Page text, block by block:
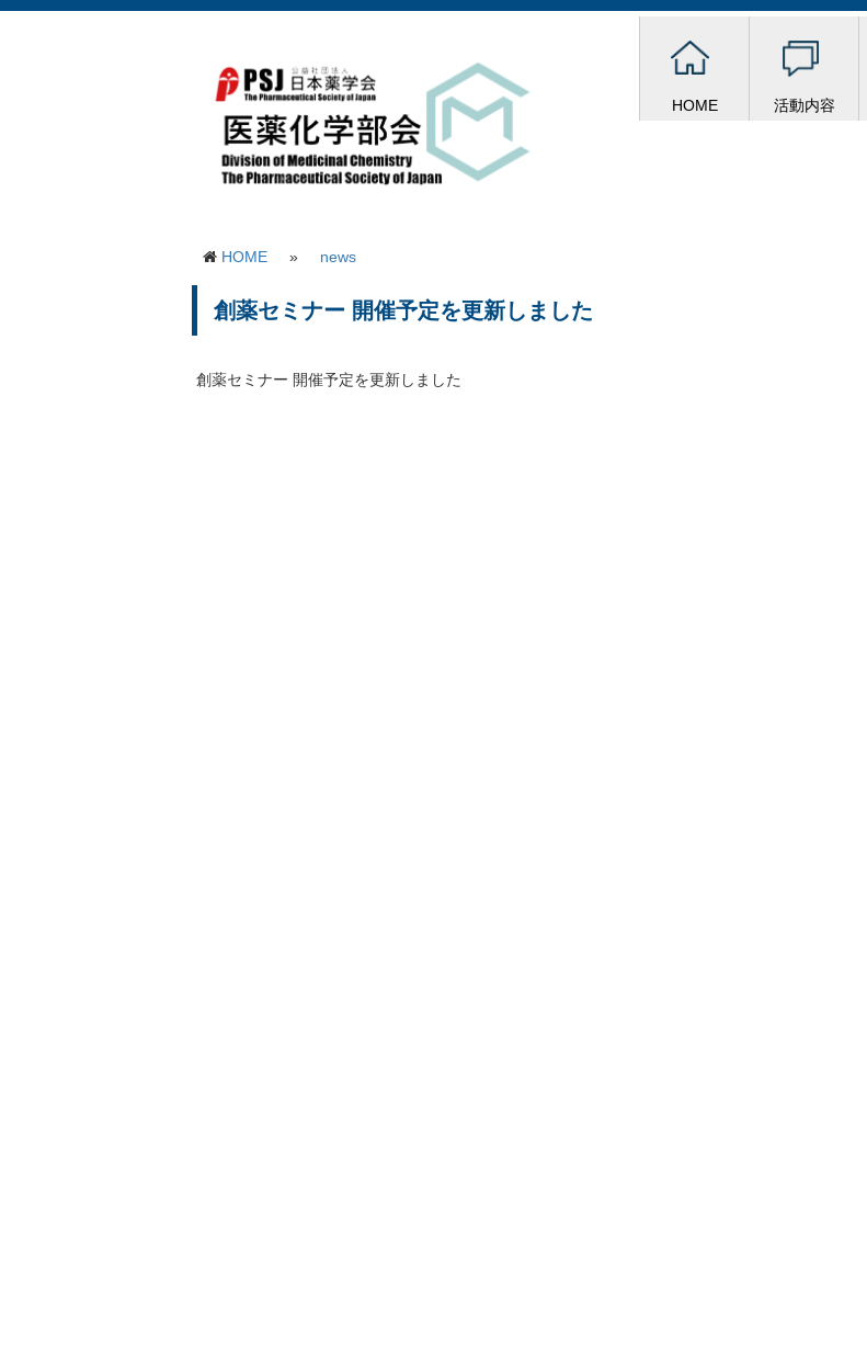
HOME 活動内容
HOME » news
創薬セミナー 開催予定を更新しました
創薬セミナー 開催予定を更新しました